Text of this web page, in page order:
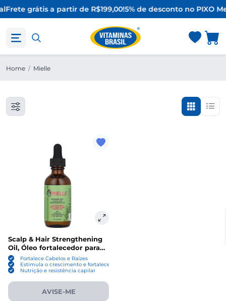
Frete grátis a partir de R$199,00!5% de desconto no PIXO
Home / Mielle
Scalp & Hair Strengthening
Oil, Óleo fortalecedor para
couro cabeludo e cabelo,
59ml, Mielle
Fortalece Cabelos e Raízes
Estimula o crescimento e fortalece os fios e cílios
Nutrição e resistência capilar
AVISE-ME